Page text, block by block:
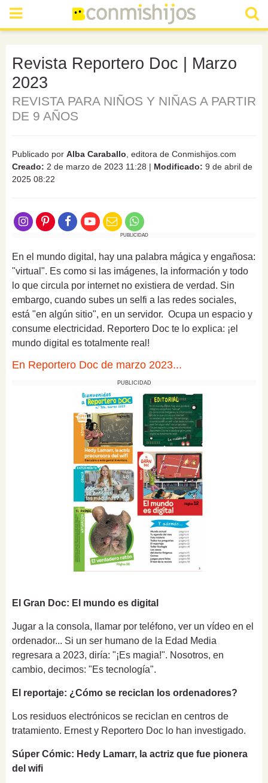
Revista Reportero Doc | Marzo
2023
REVISTA PARA NIÑOS Y NIÑAS A PARTIR
DE 9 AÑOS
Publicado por Alba Caraballo , editora de Conmishijos.com
Creado: 2 de marzo de 2023 11:28 | Modificado: 9 de abril de
2025 08:22
PUBLICIDAD
En el mundo digital, hay una palabra mágica y engañosa:
"virtual". Es como si las imágenes, la información y todo
lo que circula por internet no existiera de verdad. Sin
embargo, cuando subes un selfi a las redes sociales,
está "en algún sitio", en un servidor. Ocupa un espacio y
consume electricidad. Reportero Doc te lo explica: ¡el
mundo digital es totalmente real!
En Reportero Doc de marzo 2023...
PUBLICIDAD
El Gran Doc: El mundo es digital
Jugar a la consola, llamar por teléfono, ver un vídeo en el
ordenador... Si un ser humano de la Edad Media
regresara a 2023, diría: "¡Es magia!". Nosotros, en
cambio, decimos: "Es tecnología".
El reportaje: ¿Cómo se reciclan los ordenadores?
Los residuos electrónicos se reciclan en centros de
tratamiento. Ernest y Reportero Doc lo han investigado.
Súper Cómic: Hedy Lamarr, la actriz que fue pionera
del wifi